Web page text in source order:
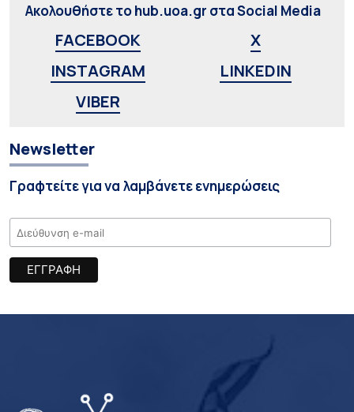
Ακολουθήστε το hub.uoa.gr στα Social Media
FACEBOOK
X
INSTAGRAM
LINKEDIN
VIBER
Newsletter
Γραφτείτε για να λαμβάνετε ενημερώσεις